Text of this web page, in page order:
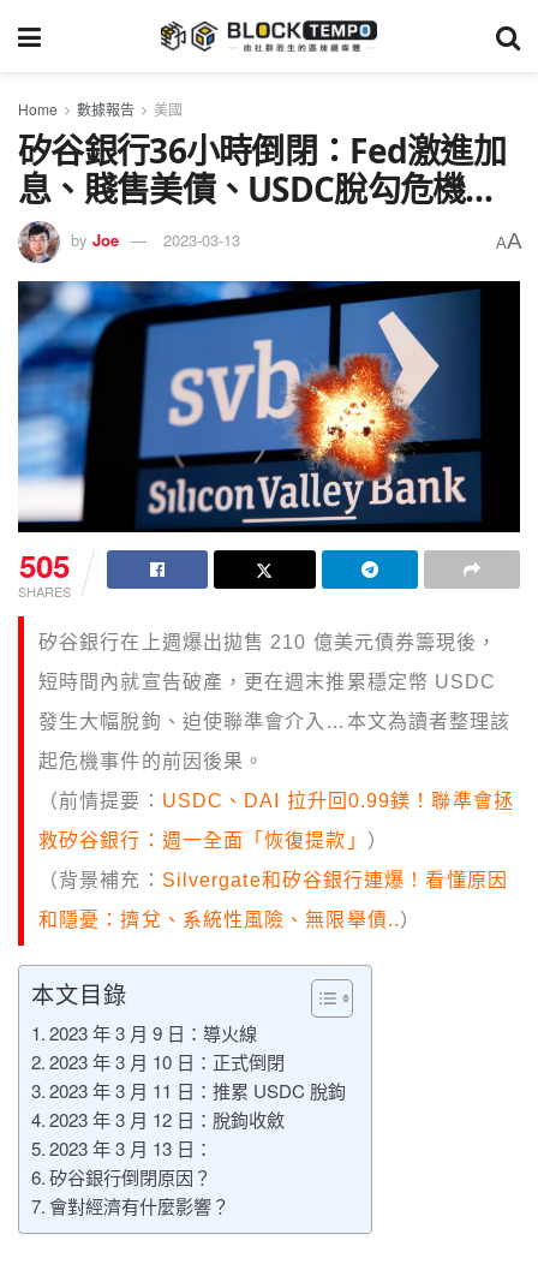
Home 數據報告 美國
矽谷銀行36小時倒閉：Fed激進加
息、賤售美債、USDC脫勾危機…
by Joe 2023-03-13 AA
505
SHARES
矽谷銀行在上週爆出拋售 210 億美元債券籌現後，
短時間內就宣告破產，更在週末推累穩定幣 USDC
發生大幅脫鉤、迫使聯準會介入…本文為讀者整理該
起危機事件的前因後果。
（前情提要： USDC、DAI 拉升回0.99鎂！聯準會拯
救矽谷銀行：週一全面「恢復提款」 ）
（背景補充： Silvergate和矽谷銀行連爆！看懂原因
和隱憂：擠兌、系統性風險、無限舉債..）
本文目錄
2023 年 3 月 9 日：導火線
2023 年 3 月 10 日：正式倒閉
2023 年 3 月 11 日：推累 USDC 脫鉤
2023 年 3 月 12 日：脫鉤收斂
2023 年 3 月 13 日：
矽谷銀行倒閉原因？
會對經濟有什麼影響？